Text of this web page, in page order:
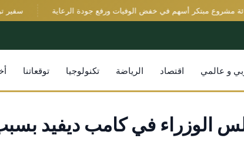
مبتكر أسهم في خفض الوفيات ورفع جودة الرعاية سفير
و عالمي اقتصاد الرياضة تكنولوجيا توقعاتنا
الوزراء في كامب ديفيد